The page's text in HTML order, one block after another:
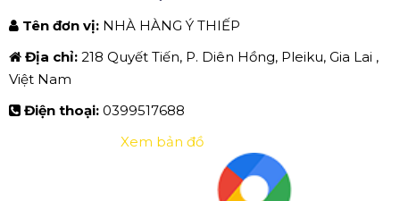
Tên đơn vị: NHÀ HÀNG Ý THIẾP
Địa chỉ: 218 Quyết Tiến, P. Diên Hồng, Pleiku, Gia Lai ,
Việt Nam
Điện thoại: 0399517688
Xem bản đồ